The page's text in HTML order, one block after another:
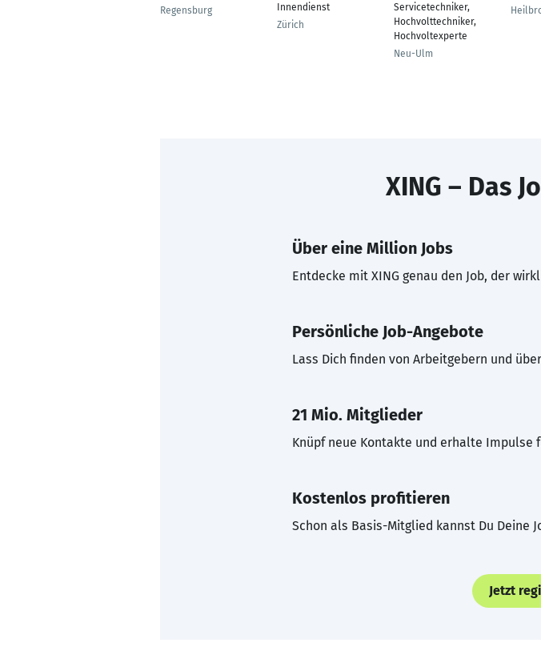
Regensburg
Innendienst
Zürich
Servicetechniker,
Hochvolttechniker,
Hochvoltexperte
Neu-Ulm
XING – Das
Über eine Million Jobs
Entdecke mit XING genau den Job, der
Persönliche Job-Angebote
Lass Dich finden von Arbeitgebern und
21 Mio. Mitglieder
Knüpf neue Kontakte und erhalte Impulse
Kostenlos profitieren
Schon als Basis-Mitglied kannst Du Deine
Jetzt